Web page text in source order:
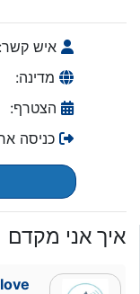
איש קשר:
מדינה:
הצטרף:
כניסה
איך אני מקדם